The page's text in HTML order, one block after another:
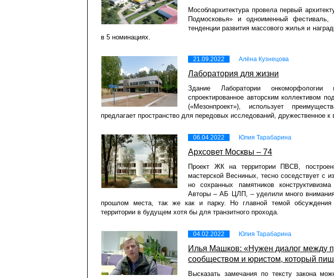
Мособлархитектура провела первый
Подмосковья» и одноименный фестиваль,
тенденции развития массового жилья и
в 5 номинациях.
21.09.2022 Алёна Кузнецова
Лаборатория для жизни
Здание Лаборатории онкоморфологии
спроектированное авторским коллективом
(«Мезонпроект»), использует
предлагает пространство для передовых исследований, дружественное к
06.04.2022 Юлия Тарабарина
Архсовет Москвы – 74
Проект ЖК на территории ПВСВ,
мастерской Весниных, тесно соседствует с
но сохранных памятников
Авторы – АБ ЦЛП, – уделили много внимания
прошлом места, так же как и парку. Но главной темой обсуждения
территории в будущем хотя бы для транзитного прохода.
04.02.2022 Юлия Тарабарина
Илья Машков: «Нужен диалог между
сообществом и юристом, который
Высказать замечания по тексту закона